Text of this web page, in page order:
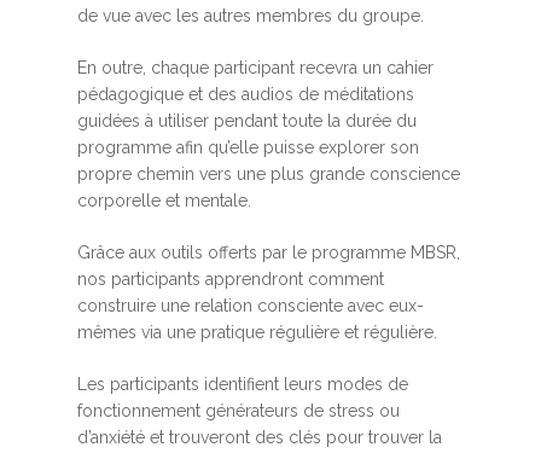
de vue avec les autres membres du groupe.
En outre, chaque participant recevra un cahier
pédagogique et des audios de méditations
guidées à utiliser pendant toute la durée du
programme afin qu’elle puisse explorer son
propre chemin vers une plus grande conscience
corporelle et mentale.
Grâce aux outils offerts par le programme MBSR,
nos participants apprendront comment
construire une relation consciente avec eux-
mêmes via une pratique régulière et régulière.
Les participants identifient leurs modes de
fonctionnement générateurs de stress ou
d’anxiété et trouveront des clés pour trouver la